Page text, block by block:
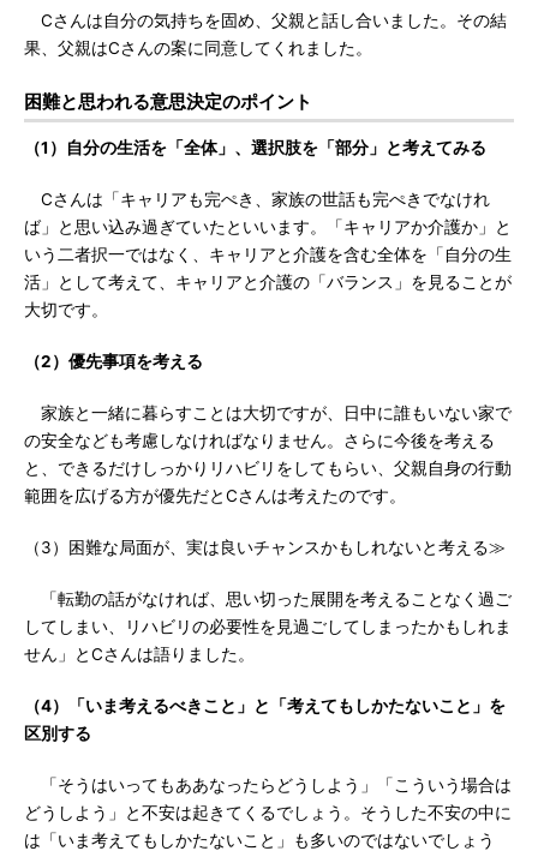
Cさんは自分の気持ちを固め、父親と話し合いました。その結
果、父親はCさんの案に同意してくれました。
困難と思われる意思決定のポイント
（1）自分の生活を「全体」、選択肢を「部分」と考えてみる
Cさんは「キャリアも完ぺき、家族の世話も完ぺきでなけれ
ば」と思い込み過ぎていたといいます。「キャリアか介護か」と
いう二者択一ではなく、キャリアと介護を含む全体を「自分の生
活」として考えて、キャリアと介護の「バランス」を見ることが
大切です。
（2）優先事項を考える
家族と一緒に暮らすことは大切ですが、日中に誰もいない家で
の安全なども考慮しなければなりません。さらに今後を考える
と、できるだけしっかりリハビリをしてもらい、父親自身の行動
範囲を広げる方が優先だとCさんは考えたのです。
（3）困難な局面が、実は良いチャンスかもしれないと考える≫
「転勤の話がなければ、思い切った展開を考えることなく過ご
してしまい、リハビリの必要性を見過ごしてしまったかもしれま
せん」とCさんは語りました。
（4）「いま考えるべきこと」と「考えてもしかたないこと」を
区別する
「そうはいってもああなったらどうしよう」「こういう場合は
どうしよう」と不安は起きてくるでしょう。そうした不安の中に
は「いま考えてもしかたないこと」も多いのではないでしょう